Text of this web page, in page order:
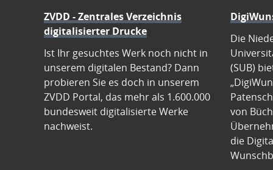
ZVDD - Zentrales Verzeichnis
digitalisierter Drucke
Ist Ihr gesuchtes Werk noch nicht in
unserem digitalen Bestand? Dann
probieren Sie es doch in unserem
ZVDD Portal, das mehr als 1.600.000
bundesweit digitalisierte Werke
nachweist.
Die
(SUB)
von
die